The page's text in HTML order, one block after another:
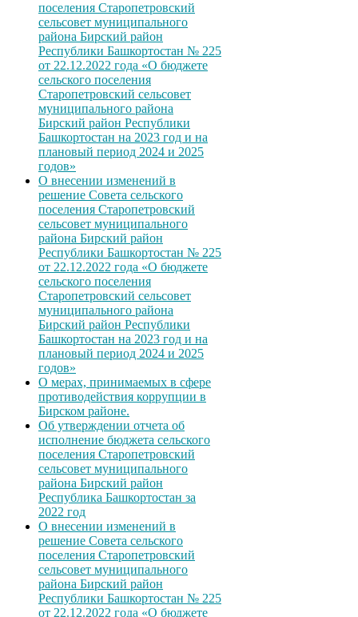
поселения Старопетровский
сельсовет муниципального
района Бирский район
Республики Башкортостан № 225
от 22.12.2022 года «О бюджете
сельского поселения
Старопетровский сельсовет
муниципального района
Бирский район Республики
Башкортостан на 2023 год и на
плановый период 2024 и 2025
годов»
О внесении изменений в
решение Совета сельского
поселения Старопетровский
сельсовет муниципального
района Бирский район
Республики Башкортостан № 225
от 22.12.2022 года «О бюджете
сельского поселения
Старопетровский сельсовет
муниципального района
Бирский район Республики
Башкортостан на 2023 год и на
плановый период 2024 и 2025
годов»
О мерах, принимаемых в сфере
противодействия коррупции в
Бирском районе.
Об утверждении отчета об
исполнение бюджета сельского
поселения Старопетровский
сельсовет муниципального
района Бирский район
Республика Башкортостан за
2022 год
О внесении изменений в
решение Совета сельского
поселения Старопетровский
сельсовет муниципального
района Бирский район
Республики Башкортостан № 225
от 22.12.2022 года «О бюджете